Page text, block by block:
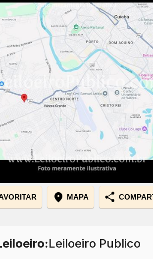
location_on MAPA share
Leiloeiro Publico